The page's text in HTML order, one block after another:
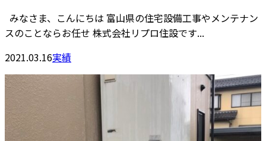
みなさま、こんにちは 富山県の住宅設備工事やメンテナン
スのことならお任せ 株式会社リプロ住設です...
2021.03.16実績